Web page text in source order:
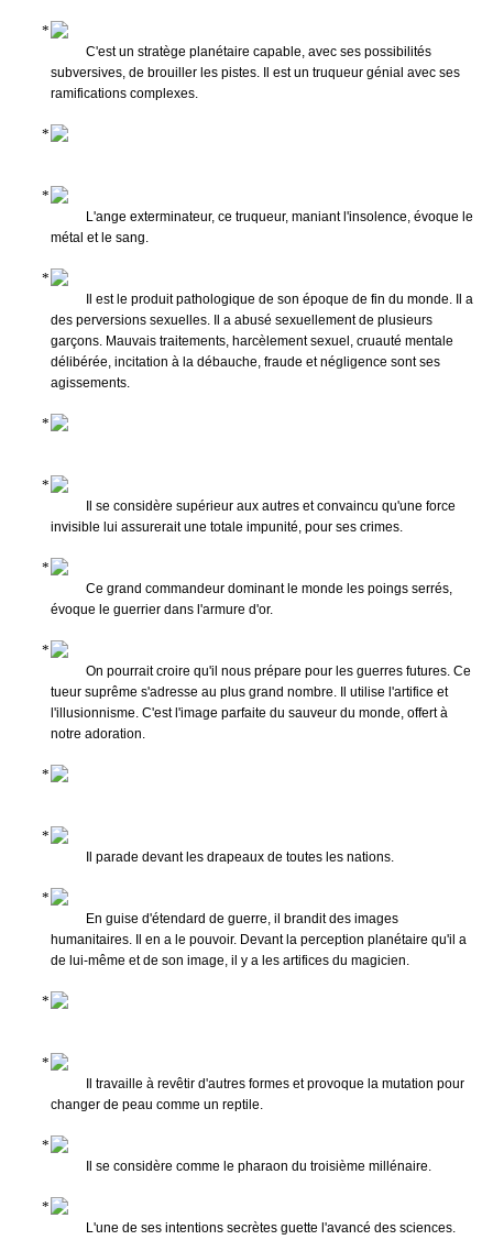
C'est un stratège planétaire capable, avec ses possibilités
subversives, de brouiller les pistes. Il est un truqueur génial avec ses
ramifications complexes.
L'ange exterminateur, ce truqueur, maniant l'insolence, évoque le
métal et le sang.
Il est le produit pathologique de son époque de fin du monde. Il a
des perversions sexuelles. Il a abusé sexuellement de plusieurs
garçons. Mauvais traitements, harcèlement sexuel, cruauté mentale
délibérée, incitation à la débauche, fraude et négligence sont ses
agissements.
Il se considère supérieur aux autres et convaincu qu'une force
invisible lui assurerait une totale impunité, pour ses crimes.
Ce grand commandeur dominant le monde les poings serrés,
évoque le guerrier dans l'armure d'or.
On pourrait croire qu'il nous prépare pour les guerres futures. Ce
tueur suprême s'adresse au plus grand nombre. Il utilise l'artifice et
l'illusionnisme. C'est l'image parfaite du sauveur du monde, offert à
notre adoration.
Il parade devant les drapeaux de toutes les nations.
En guise d'étendard de guerre, il brandit des images
humanitaires. Il en a le pouvoir. Devant la perception planétaire qu'il a
de lui-même et de son image, il y a les artifices du magicien.
Il travaille à revêtir d'autres formes et provoque la mutation pour
changer de peau comme un reptile.
Il se considère comme le pharaon du troisième millénaire.
L'une de ses intentions secrètes guette l'avancé des sciences.